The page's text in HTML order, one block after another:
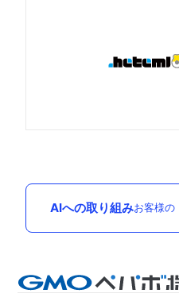
AIへの取り組みお客様の